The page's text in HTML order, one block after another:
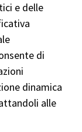
e delle
di
dinamica
alle